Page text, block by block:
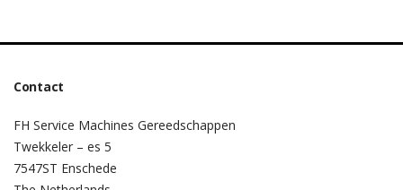
Contact
FH Service Machines Gereedschappen
Twekkeler – es 5
7547ST Enschede